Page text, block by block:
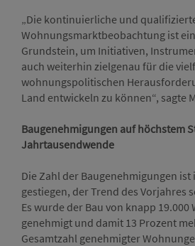
„Die kontinuierliche und
Wohnungsmarktbeobachtung ist
Grundstein, um Initiativen,
auch weiterhin zielgenau für die
wohnungspolitischen
Land entwickeln zu können“, sagte
Baugenehmigungen auf höchstem
Jahrtausendwende
Die Zahl der Baugenehmigungen
gestiegen, der Trend des Vorjahres
Es wurde der Bau von knapp 19.000
genehmigt und damit 13 Prozent
Gesamtzahl genehmigter